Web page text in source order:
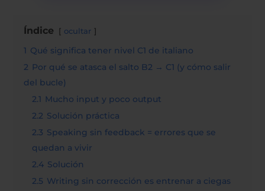
Índice ocultar
1 Qué significa tener nivel C1 de italiano
2 Por qué se atasca el salto B2 → C1 (y cómo salir
del bucle)
2.1 Mucho input y poco output
2.2 Solución práctica
2.3 Speaking sin feedback = errores que se
quedan a vivir
2.4 Solución
2.5 Writing sin corrección es entrenar a ciegas